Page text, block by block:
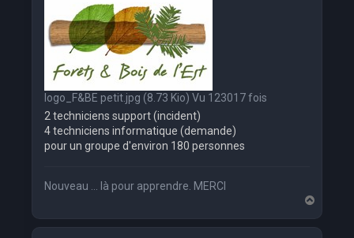
logo_F&BE petit.jpg (8.73 Kio) Vu 123017 fois
2 techniciens support (incident)
4 techniciens informatique (demande)
pour un groupe d'environ 180 personnes
Nouveau ... là pour apprendre. MERCI
a